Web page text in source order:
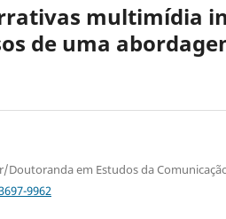
multimídia
de uma
em Estudos da
9962